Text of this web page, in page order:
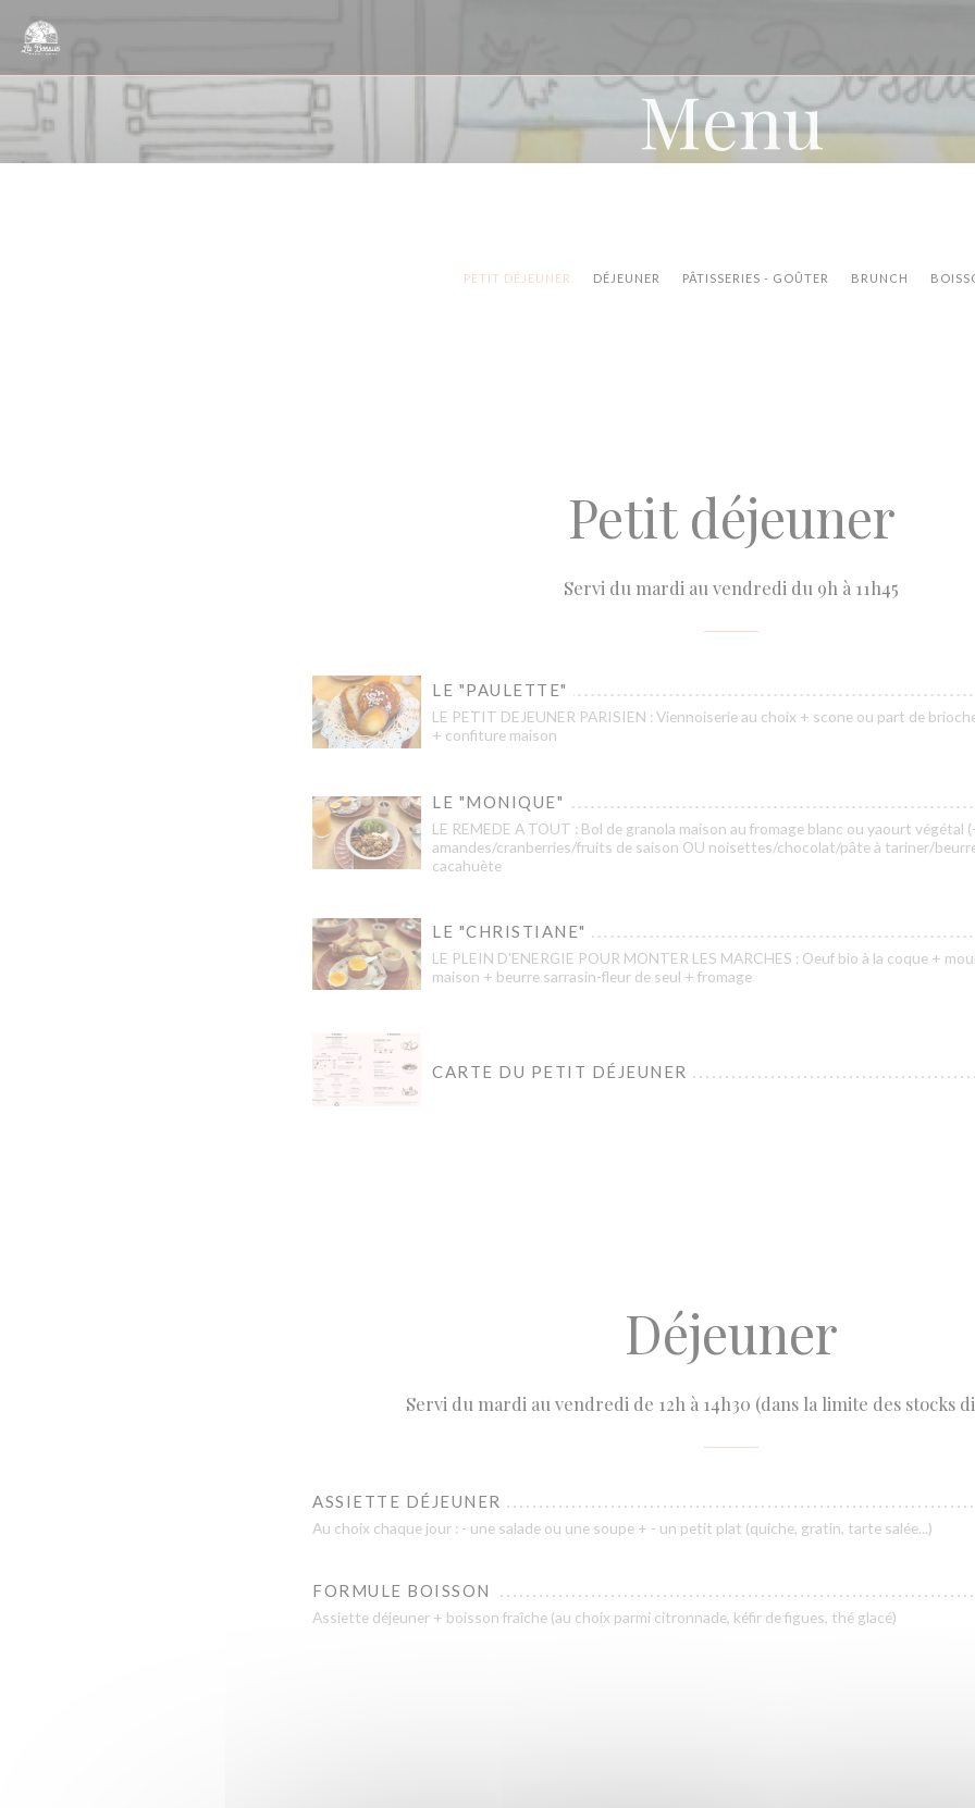
Personalizzazione delle tue scelte sui cookie
Menu
PETIT DÉJEUNER DÉJEUNER PÂTISSERIES - GOÛTER BRUNCH
Petit déjeuner
Servi du mardi au vendredi du 9h à 11h45
LE "PAULETTE"
LE PETIT DEJEUNER PARISIEN : Viennoiserie au choix + scone ou part de
+ confiture maison
LE "MONIQUE"
LE REMEDE A TOUT : Bol de granola maison au fromage blanc ou yaourt végétal
amandes/cranberries/fruits de saison OU noisettes/chocolat/pâte à tariner/
cacahuète
LE "CHRISTIANE"
LE PLEIN D'ENERGIE POUR MONTER LES MARCHES : Oeuf bio à la coque +
maison + beurre sarrasin-fleur de seul + fromage
CARTE DU PETIT DÉJEUNER
Déjeuner
Servi du mardi au vendredi de 12h à 14h30 (dans la limite des stocks
ASSIETTE DÉJEUNER
Au choix chaque jour : - une salade ou une soupe + - un petit plat (quiche, gratin, tarte salée...)
FORMULE BOISSON
Assiette déjeuner + boisson fraîche (au choix parmi citronnade, kéfir de figues, thé glacé)